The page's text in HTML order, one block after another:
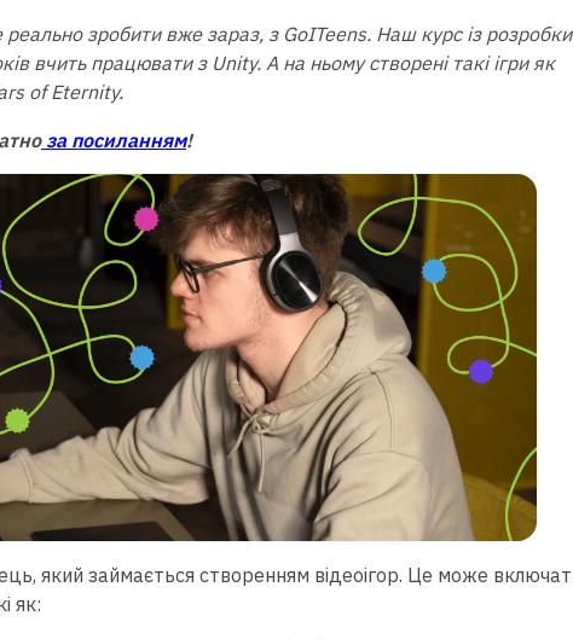
зробити вже зараз, з GoITeens. Наш курс із розробки
вчить працювати з Unity. А на ньому створені такі ігри як
of Eternity.
за посиланням!
який займається створенням відеоігор. Це може
як: